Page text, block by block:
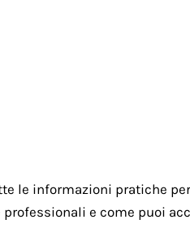
le informazioni pratiche
e come puoi